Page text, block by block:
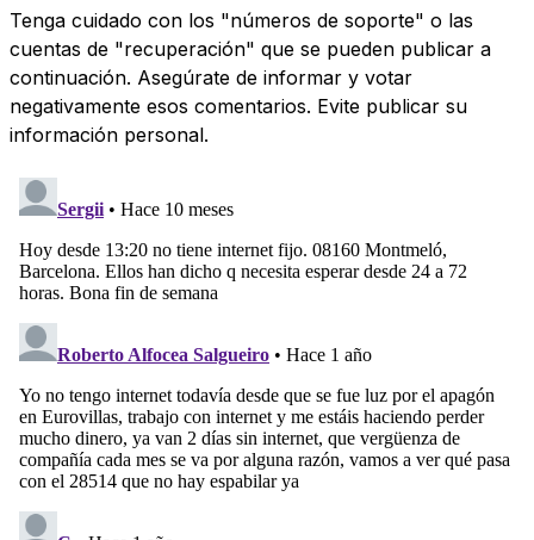
Tenga cuidado con los "números de soporte" o las
cuentas de "recuperación" que se pueden publicar a
continuación. Asegúrate de informar y votar
negativamente esos comentarios. Evite publicar su
información personal.